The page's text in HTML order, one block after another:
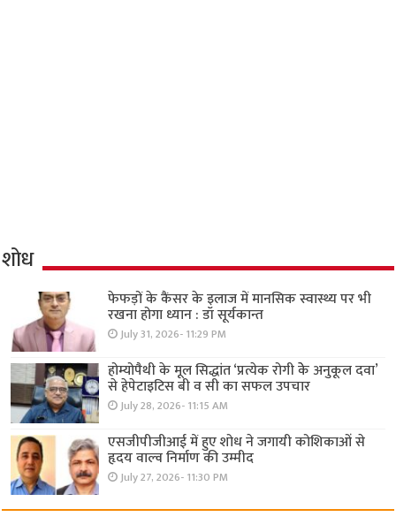
शोध
फेफड़ों के कैंसर के इलाज में मानसिक स्वास्थ्य पर भी
रखना होगा ध्यान : डॉ सूर्यकान्त
July 31, 2026- 11:29 PM
होम्योपैथी के मूल सिद्धांत ‘प्रत्येक रोगी केे अनुकूल दवा’
से हेपेटाइटिस बी व सी का सफल उपचार
July 28, 2026- 11:15 AM
एसजीपीजीआई में हुए शोध ने जगायी कोशिकाओं से
हृदय वाल्व निर्माण की उम्मीद
July 27, 2026- 11:30 PM